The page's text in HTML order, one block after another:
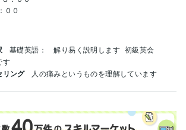
００
基礎英語：　解り易く説明します 初級英会
す
リング 人の痛みというものを理解しています